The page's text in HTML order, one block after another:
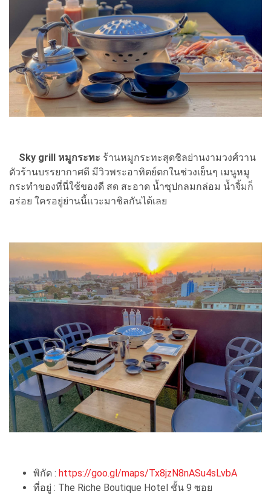
Sky grill หมูกระทะ ร้านหมูกระทะสุดชิลย่านงามวงศ์วาน
ตัวร้านบรรยากาศดี มีวิวพระอาทิตย์ตกในช่วงเย็นๆ เมนูหมู
กระทำของที่นี่ใช้ของดี สด สะอาด น้ำซุปกลมกล่อม น้ำจิ้มก็
อร่อย ใครอยู่ย่านนี้แวะมาชิลกันได้เลย
พิกัด : https://goo.gl/maps/Tx8jzN8nASu4sLvbA
ที่อยู่ : The​ Riche Boutique Hotel ชั้น 9 ซอย